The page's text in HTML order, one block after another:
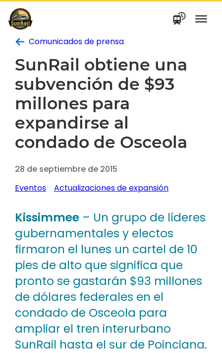
saltar
contenido
Comunicados de prensa
SunRail obtiene una
subvención de $93
millones para
expandirse al
condado de Osceola
28 de septiembre de 2015
Eventos
Actualizaciones de expansión
Kissimmee – Un grupo de líderes
gubernamentales y electos
firmaron el lunes un cartel de 10
pies de alto que significa que
pronto se gastarán $93 millones
de dólares federales en el
condado de Osceola para
ampliar el tren interurbano
SunRail hasta el sur de Poinciana.